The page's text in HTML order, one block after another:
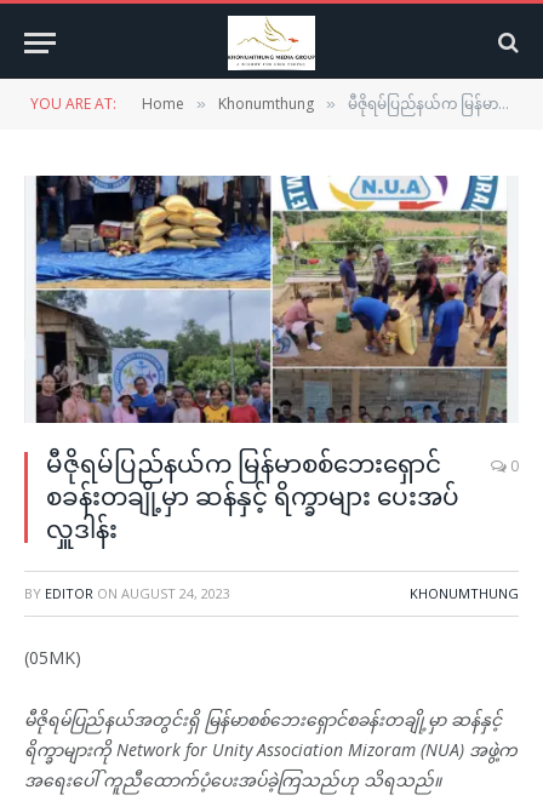
YOU ARE AT: Home » Khonumthung » မီဇိုရမ်ပြည်နယ်က မြန်မာစစ်ဘေးရှောင်စခန်းတချို့မှာ ဆန်နှင့် ရိက္ခာများ ပေးအပ်လှူဒါန်း
မီဇိုရမ်ပြည်နယ်က မြန်မာစစ်ဘေးရှောင်
စခန်းတချို့မှာ ဆန်နှင့် ရိက္ခာများ ပေးအပ်
လှူဒါန်း
0
BY EDITOR ON AUGUST 24, 2023 KHONUMTHUNG
(05MK)
မီဇိုရမ်ပြည်နယ်အတွင်းရှိ မြန်မာစစ်ဘေးရှောင်စခန်းတချို့မှာ ဆန်နှင့်
ရိက္ခာများကို Network for Unity Association Mizoram (NUA) အဖွဲ့က
အရေးပေါ် ကူညီထောက်ပံ့ပေးအပ်ခဲ့ကြသည်ဟု သိရသည်။